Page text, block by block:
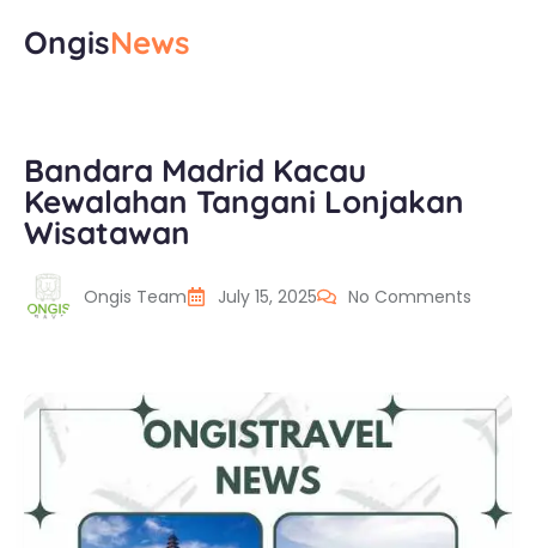
OngisNews
Bandara Madrid Kacau
Kewalahan Tangani Lonjakan
Wisatawan
Ongis Team July 15, 2025 No Comments